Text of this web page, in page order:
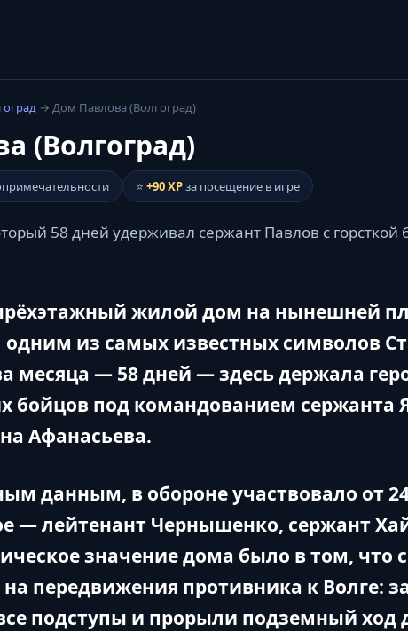
→ Дом Павлова (Волгоград)
(Волгоград)
⭐ +90 XPза посещение в игре
58 дней удерживал сержант Павлов с
жилой дом на нынешней
одним из самых известных символов
месяца — 58 дней — здесь держала
бойцов под командованием сержанта
Афанасьева.
данным, в обороне участвовало от
— лейтенант Чернышенко, сержант
значение дома было в том, что
передвижения противника к Волге:
подступы и прорыли подземный ход